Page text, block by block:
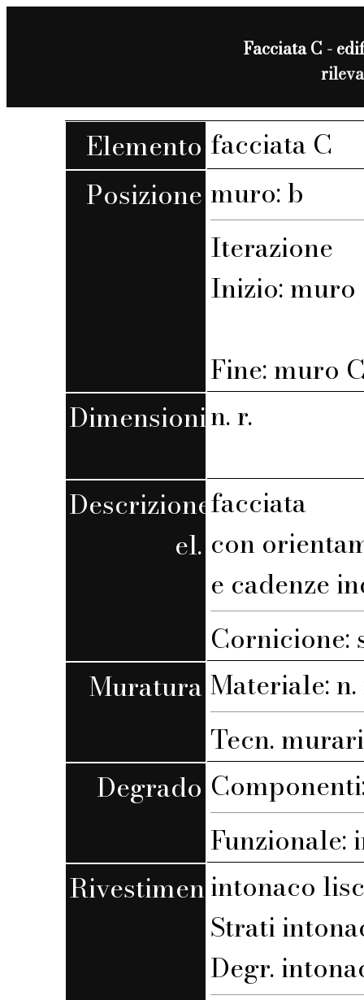
Facciata C -
Elemento facciata C
Posizione muro: b
Iterazione
Inizio: muro
Fine: muro
Dimensionin. r.
Descrizione
el.
facciata
con
e cadenze
Cornicione:
Muratura Materiale: n.
Tecn.
Degrado
Funzionale:
Rivestimentointonaco
Strati
Degr.